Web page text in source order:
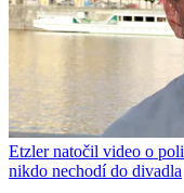
Etzler natočil video o
nikdo nechodí do divadla